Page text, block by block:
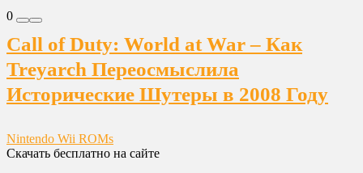
0
Call of Duty: World at War – Как
Treyarch Переосмыслила
Исторические Шутеры в 2008 Году
Nintendo Wii ROMs
Скачать бесплатно на сайте